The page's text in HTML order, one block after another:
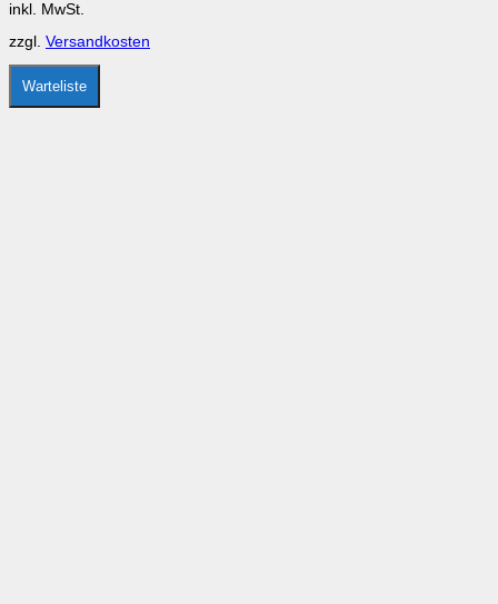
können
der
Produktseite
gewählt
inkl. MwSt.
zzgl. Versandkosten
Warteliste